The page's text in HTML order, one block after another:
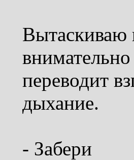
переводит
дыхание.
- Забери